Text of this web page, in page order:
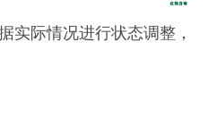
际情况进行状态调整，